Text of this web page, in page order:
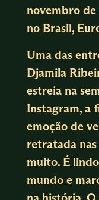
novembro de
no Brasil,
Uma das
Djamila
estreia na
Instagram, a
emoção de
retratada
muito. É
mundo e